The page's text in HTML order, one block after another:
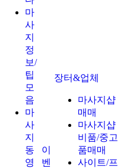
마
사
지
정
보/
팁
모
음
마
사
지
동
영
이
벤
장터&업체
마사지샵
매매
마사지샵
비품/중고
품매매
사이트/프